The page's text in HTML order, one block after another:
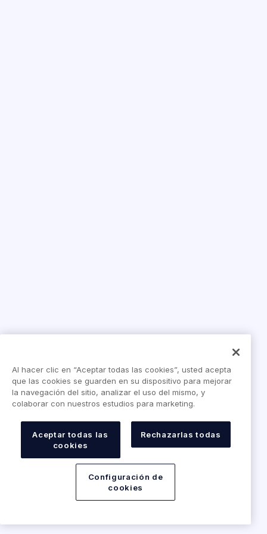
Al hacer clic en “Aceptar todas las cookies”, usted acepta
que las cookies se guarden en su dispositivo para mejorar
la navegación del sitio, analizar el uso del mismo, y
colaborar con nuestros estudios para marketing.
Aceptar todas las
cookies
Rechazarlas todas
Configuración de
cookies